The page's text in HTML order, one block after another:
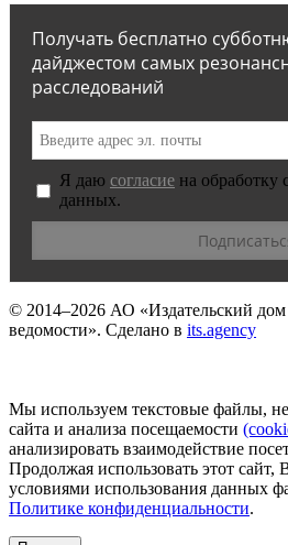
Получать бесплатно
дайджестом самых
расследований
Я даю согласие на обработку
данных.
© 2014–2026 АО «Издательский
ведомости». Сделано в its.agency
Мы используем текстовые файлы,
сайта и анализа посещаемости
анализировать взаимодействие
Продолжая использовать этот сайт,
условиями использования данных
Политике конфиденциальности.